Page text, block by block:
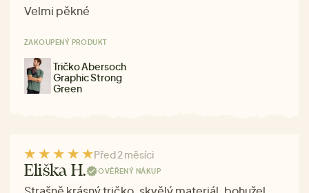
Velmi pěkné
ZAKOUPENÝ PRODUKT
Tričko Abersoch
Graphic Strong
Green
Před 2 měsíci
Eliška H. OVĚŘENÝ NÁKUP